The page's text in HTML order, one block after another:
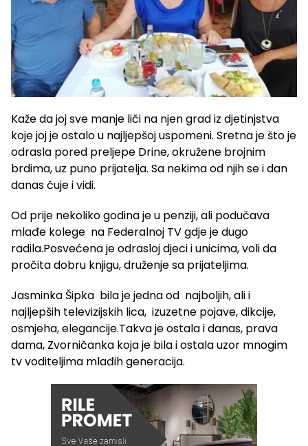
Kaže da joj sve manje liči na njen grad iz djetinjstva
koje joj je ostalo u najljepšoj uspomeni. Sretna je što je
odrasla pored preljepe Drine, okružene brojnim
brdima, uz puno prijatelja. Sa nekima od njih se i dan
danas čuje i vidi.
Od prije nekoliko godina je u penziji, ali podučava
mlađe kolege na Federalnoj TV gdje je dugo
radila.Posvećena je odrasloj djeci i unicima, voli da
pročita dobru knjigu, druženje sa prijateljima.
Jasminka Šipka bila je jedna od najboljih, ali i
najljepših televizijskih lica, izuzetne pojave, dikcije,
osmjeha, elegancije.Takva je ostala i danas, prava
dama, Zvorničanka koja je bila i ostala uzor mnogim
tv voditeljima mlađih generacija.